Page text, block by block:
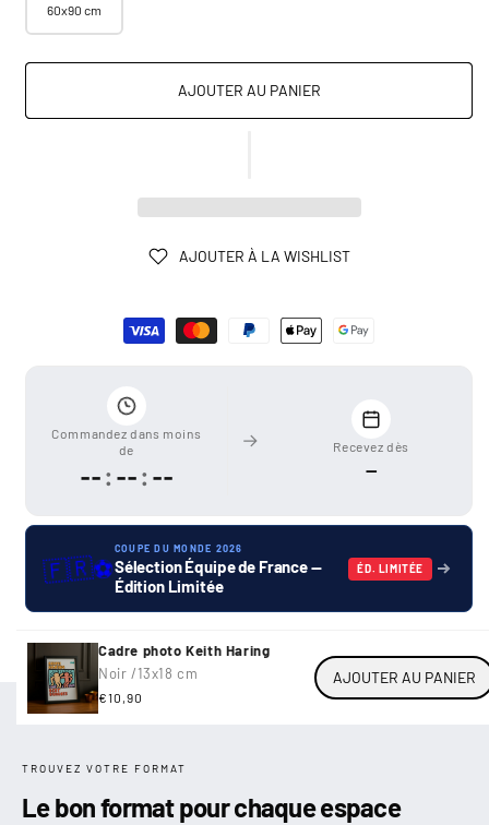
60x90 cm
AJOUTER AU PANIER
AJOUTER À LA WISHLIST
Commandez dans moins
de
--: --: --
Recevez dès
—
🇫🇷⚽
COUPE DU MONDE 2026
Sélection Équipe de France —
Édition Limitée
ÉD. LIMITÉE
Cadre photo Keith Haring
Noir /13x18 cm
Prix
€10,90
AJOUTER AU PANIER
TROUVEZ VOTRE FORMAT
Le bon format pour chaque espace